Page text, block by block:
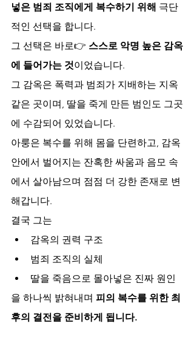
넣은 범죄 조직에게 복수하기 위해 극단
적인 선택을 합니다.
그 선택은 바로👉 스스로 악명 높은 감옥
에 들어가는 것이었습니다.
그 감옥은 폭력과 범죄가 지배하는 지옥
같은 곳이며, 딸을 죽게 만든 범인도 그곳
에 수감되어 있었습니다.
아룽은 복수를 위해 몸을 단련하고, 감옥
안에서 벌어지는 잔혹한 싸움과 음모 속
에서 살아남으며 점점 더 강한 존재로 변
해갑니다.
결국 그는
감옥의 권력 구조
범죄 조직의 실체
딸을 죽음으로 몰아넣은 진짜 원인
을 하나씩 밝혀내며 피의 복수를 위한 최
후의 결전을 준비하게 됩니다.